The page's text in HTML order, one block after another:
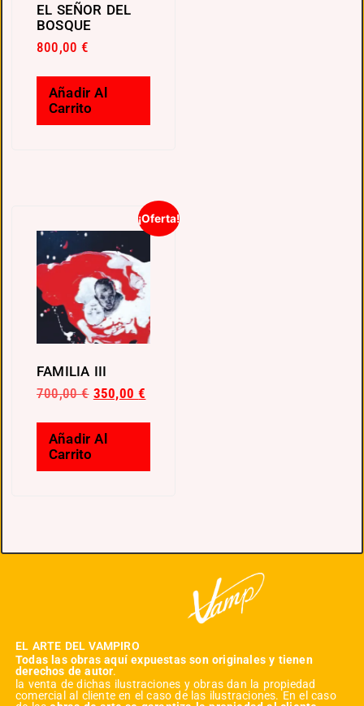
EL SEÑOR DEL
BOSQUE
800,00€
Añadir Al
Carrito
¡Oferta!
FAMILIA III
700,00€ 350,00€
Añadir Al
Carrito
EL ARTE DEL VAMPIRO
Todas las obras aquí expuestas son originales y tienen
derechos de autor.
la venta de dichas ilustraciones y obras dan la propiedad
comercial al cliente en el caso de las ilustraciones. En el caso